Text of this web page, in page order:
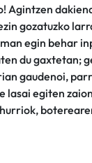
Agintzen
gozatuzko
egin behar
du gaxtetan;
gaudenoi,
egiten